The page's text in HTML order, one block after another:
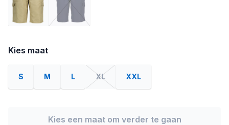
Kies maat
S M L XL XXL
Kies een maat om verder te gaan